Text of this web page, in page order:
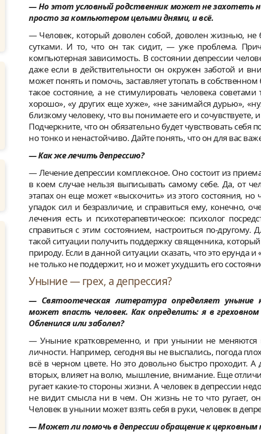
— Но этот условный родственник может не захотеть
просто за компьютером целыми днями, и всё.
— Человек, который доволен собой, доволен жизнью, не
сутками. И то, что он так сидит, — уже проблема.
компьютерная зависимость. В состоянии депрессии
даже если в действительности он окружен заботой и
может понять и помочь, заставляет утопать в
такое состояние, а не стимулировать человека
хорошо», «у других еще хуже», «не занимайся дурью»,
близкому человеку, что вы понимаете его и
Подчеркните, что он обязательно будет чувствовать себя
но тонко и ненастойчиво. Дайте понять, что он для вас
— Как же лечить депрессию?
— Лечение депрессии комплексное. Оно состоит из
в коем случае нельзя выписывать самому себе. Да, от
этапах он еще может «выскочить» из этого состояния,
упадок сил и безразличие, и справиться ему, конечно,
лечения есть и психотерапевтическое: психолог
справиться с этим состоянием, настроиться по-
такой ситуации получить поддержку священника, который
природу. Если в данной ситуации сказать, что это ерунда
не только не поддержит, но и может ухудшить его
Уныние — грех, а депрессия?
— Святоотеческая литература определяет уныние
может впасть человек. Как определить: я в
Обленился или заболел?
— Уныние кратковременно, и при унынии не меняются
личности. Например, сегодня вы не выспались, погода
всё в черном цвете. Но это довольно быстро проходит. А
вторых, влияет на волю, мышление, внимание. Еще
ругает какие-то стороны жизни. А человек в депрессии
не видит смысла ни в чем. Он жизнь не то что ругает,
Человек в унынии может взять себя в руки, человек в
— Может ли помочь в депрессии обращение к